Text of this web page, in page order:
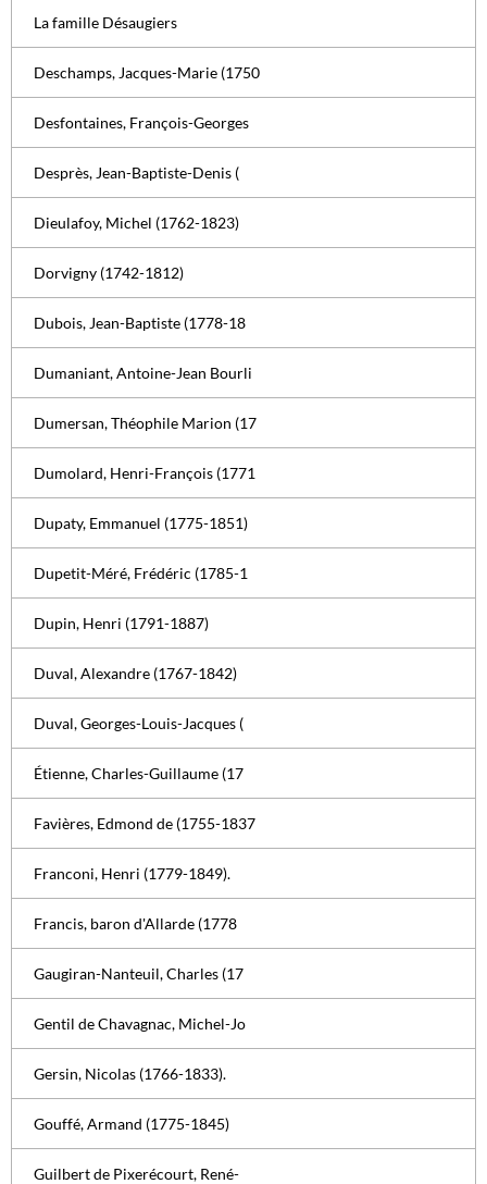
La famille Désaugiers
Deschamps, Jacques-Marie (1750
Desfontaines, François-Georges
Desprès, Jean-Baptiste-Denis (
Dieulafoy, Michel (1762-1823)
Dorvigny (1742-1812)
Dubois, Jean-Baptiste (1778-18
Dumaniant, Antoine-Jean Bourli
Dumersan, Théophile Marion (17
Dumolard, Henri-François (1771
Dupaty, Emmanuel (1775-1851)
Dupetit-Méré, Frédéric (1785-1
Dupin, Henri (1791-1887)
Duval, Alexandre (1767-1842)
Duval, Georges-Louis-Jacques (
Étienne, Charles-Guillaume (17
Favières, Edmond de (1755-1837
Franconi, Henri (1779-1849).
Francis, baron d'Allarde (1778
Gaugiran-Nanteuil, Charles (17
Gentil de Chavagnac, Michel-Jo
Gersin, Nicolas (1766-1833).
Gouffé, Armand (1775-1845)
Guilbert de Pixerécourt, René-